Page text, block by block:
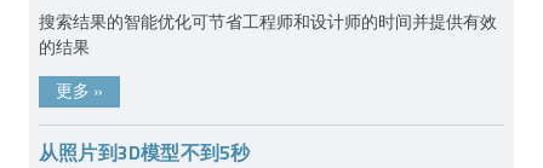
搜索结果的智能优化可节省工程师和设计师的时间并提供有效
的结果
更多 »
从照片到3D模型不到5秒